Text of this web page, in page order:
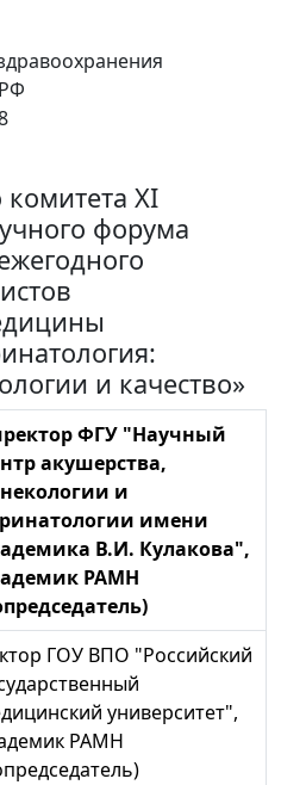
XI
форума
и качество»
ФГУ "Научный
акушерства,
и
имени
В.И. Кулакова",
РАМН
ГОУ ВПО "Российский
университет",
РАМН